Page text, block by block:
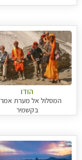
הודו
המסלול אל מערת
בקשמיר